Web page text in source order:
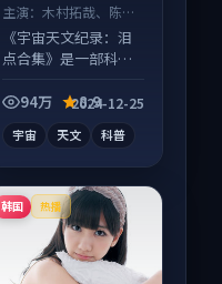
主演：木村拓哉、陈坤
等
《宇宙天文纪录：泪
点合集》是一部科幻
叙事并行，细节值得
94万 8.9
2024-12-25
宇宙 天文 科普
韩国 热播